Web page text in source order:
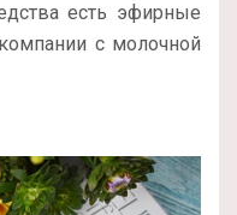
есть эфирные
с молочной